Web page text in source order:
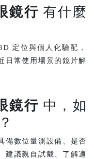
鏡行 有什麼
定位與個人化驗配，
日常使用場景的鏡片解
鏡行 中，如
備數位量測設備、是否
建議親自試戴、了解適